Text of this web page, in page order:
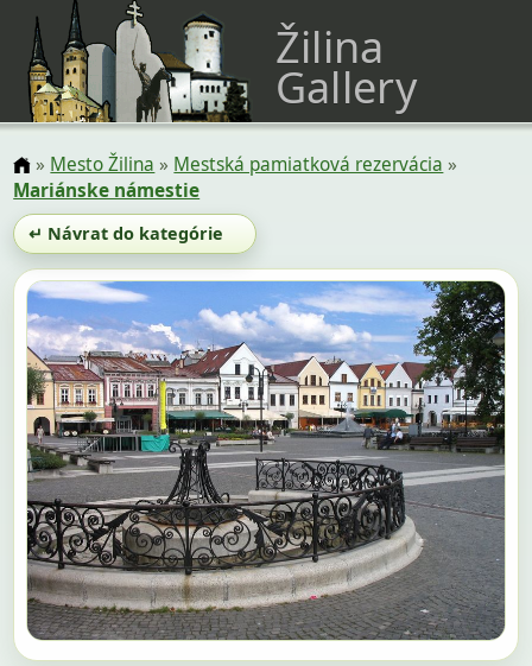
Žilina
Gallery
» Mesto Žilina » Mestská pamiatková rezervácia »
Mariánske námestie
↵ Návrat do kategórie